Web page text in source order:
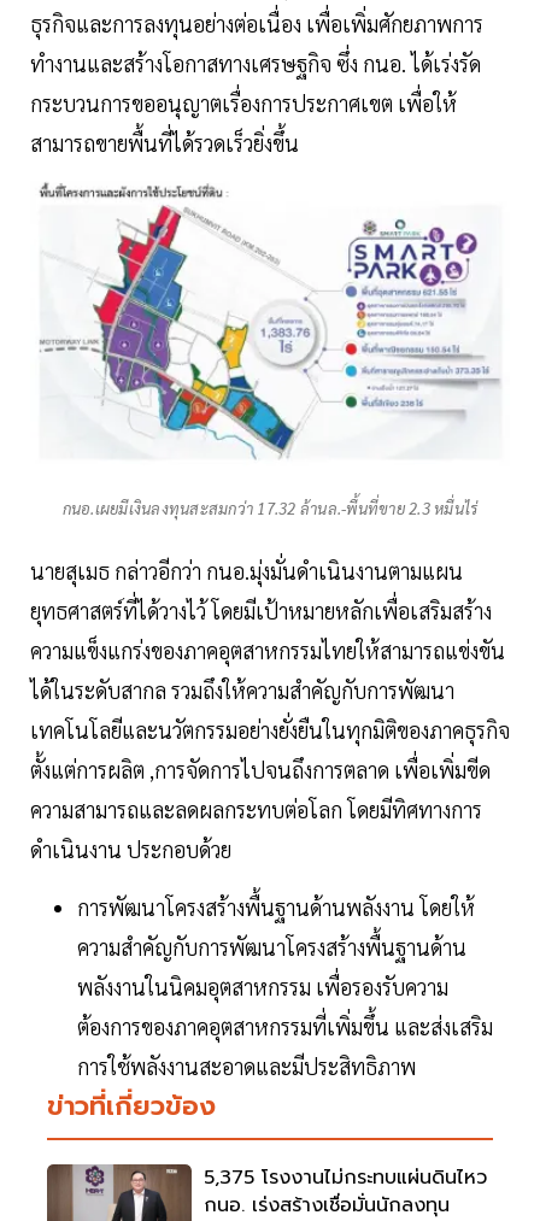
ธุรกิจและการลงทุนอย่างต่อเนื่อง เพื่อเพิ่มศักยภาพการ
ทำงานและสร้างโอกาสทางเศรษฐกิจ ซึ่ง กนอ. ได้เร่งรัด
กระบวนการขออนุญาตเรื่องการประกาศเขต เพื่อให้
สามารถขายพื้นที่ได้รวดเร็วยิ่งขึ้น
กนอ.เผยมีเงินลงทุนสะสมกว่า 17.32 ล้านล.-พื้นที่ขาย 2.3 หมื่นไร่
นายสุเมธ กล่าวอีกว่า กนอ.มุ่งมั่นดำเนินงานตามแผน
ยุทธศาสตร์ที่ได้วางไว้ โดยมีเป้าหมายหลักเพื่อเสริมสร้าง
ความแข็งแกร่งของภาคอุตสาหกรรมไทยให้สามารถแข่งขัน
ได้ในระดับสากล รวมถึงให้ความสำคัญกับการพัฒนา
เทคโนโลยีและนวัตกรรมอย่างยั่งยืนในทุกมิติของภาคธุรกิจ
ตั้งแต่การผลิต ,การจัดการไปจนถึงการตลาด เพื่อเพิ่มขีด
ความสามารถและลดผลกระทบต่อโลก โดยมีทิศทางการ
ดำเนินงาน ประกอบด้วย
การพัฒนาโครงสร้างพื้นฐานด้านพลังงาน โดยให้
ความสำคัญกับการพัฒนาโครงสร้างพื้นฐานด้าน
พลังงานในนิคมอุตสาหกรรม เพื่อรองรับความ
ต้องการของภาคอุตสาหกรรมที่เพิ่มขึ้น และส่งเสริม
การใช้พลังงานสะอาดและมีประสิทธิภาพ
ข่าวที่เกี่ยวข้อง
5,375 โรงงานไม่กระทบแผ่นดินไหว
กนอ. เร่งสร้างเชื่อมั่นนักลงทุน